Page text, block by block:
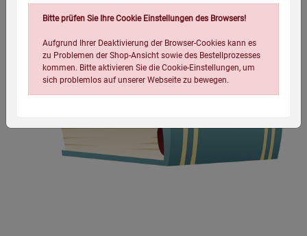
Bitte prüfen Sie Ihre Cookie Einstellungen des Browsers!
Aufgrund Ihrer Deaktivierung der Browser-Cookies kann es
zu Problemen der Shop-Ansicht sowie des Bestellprozesses
kommen. Bitte aktivieren Sie die Cookie-Einstellungen, um
sich problemlos auf unserer Webseite zu bewegen.